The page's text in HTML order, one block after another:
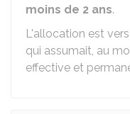
moins de 2 ans.
L'allocation est
qui assumait, au
effective et